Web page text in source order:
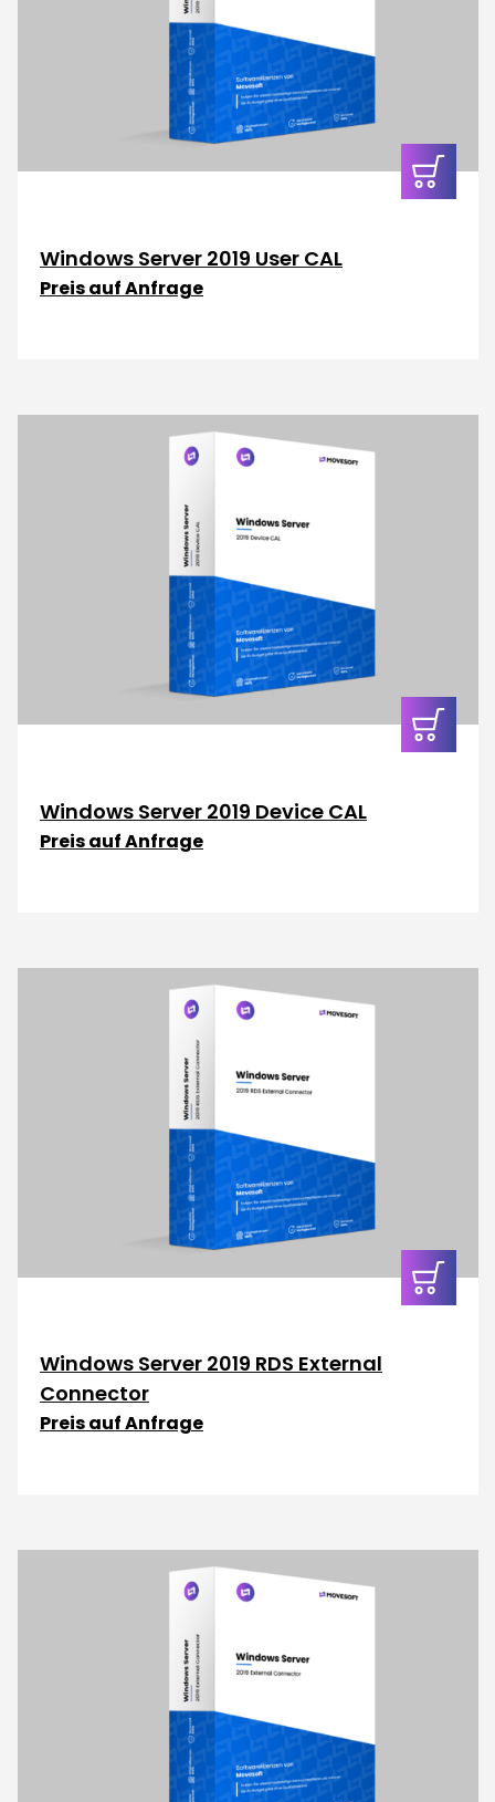
Windows Server 2019 User CAL
Preis auf Anfrage
In den
Windows Server 2019 Device CAL
Preis auf Anfrage
In den
Windows Server 2019 RDS External
Connector
Preis auf Anfrage
In den